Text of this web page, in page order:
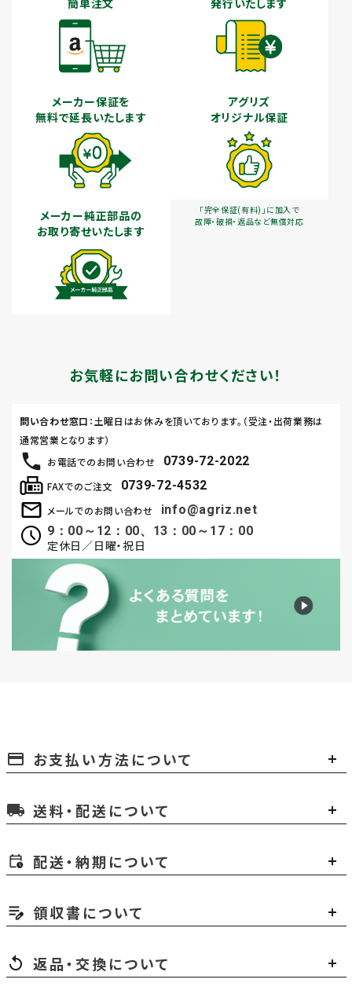
簡単注文
発行いたします
メーカー保証を
無料で延長いたします
アグリズ
オリジナル保証
「完全保証(有料)」に加入で
故障・破損・返品など無償対応
メーカー純正部品の
お取り寄せいたします
お気軽にお問い合わせください！
お電話でのお問い合わせ 0739-72-2022
メールでのお問い合わせ
info@agriz.net
9：00～12：00、13：00～17：00
定休日／日曜・祝日
FAXでのご注文 0739-72-4532
問い合わせ窓口 ：土曜日はお休みを頂いております。（受注・出荷業務は
通常営業となります）
payment お支払い方法について
local_shipping 送料・配送について
配送・納期について
領収書について
返品・交換について